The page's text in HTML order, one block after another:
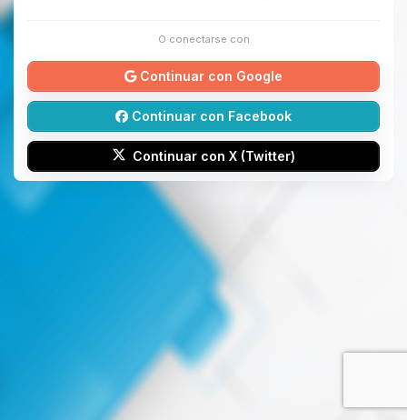
O conectarse con
Continuar con Google
Continuar con Facebook
Continuar con X (Twitter)